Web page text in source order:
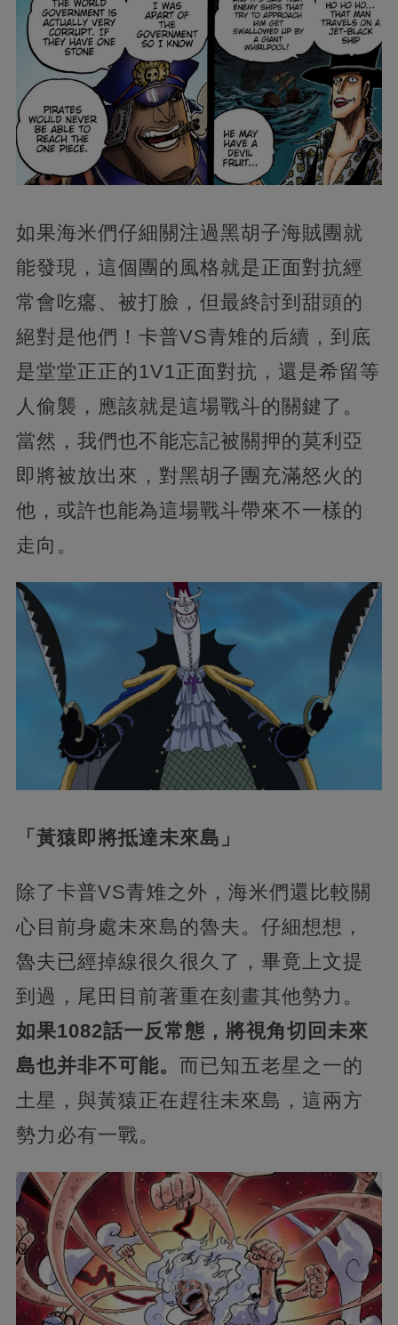
如果海米們仔細關注過黑胡子海賊團就
能發現，這個團的風格就是正面對抗經
常會吃癟、被打臉，但最終討到甜頭的
絕對是他們！卡普VS青雉的后續，到底
是堂堂正正的1V1正面對抗，還是希留等
人偷襲，應該就是這場戰斗的關鍵了。
當然，我們也不能忘記被關押的莫利亞
即將被放出來，對黑胡子團充滿怒火的
他，或許也能為這場戰斗帶來不一樣的
走向。
「黃猿即將抵達未來島」
除了卡普VS青雉之外，海米們還比較關
心目前身處未來島的魯夫。仔細想想，
魯夫已經掉線很久很久了，畢竟上文提
到過，尾田目前著重在刻畫其他勢力。
如果1082話一反常態，將視角切回未來
島也并非不可能。 而已知五老星之一的
土星，與黃猿正在趕往未來島，這兩方
勢力必有一戰。